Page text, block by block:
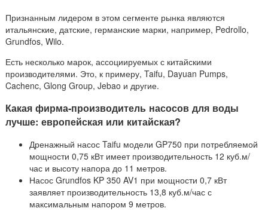
Признанным лидером в этом сегменте рынка являются
итальянские, датские, германские марки, например, Pedrollo,
Grundfos, Wilo.
Есть несколько марок, ассоциируемых с китайскими
производителями. Это, к примеру, Taifu, Dayuan Pumps,
Cachenc, Glong Group, Jebao и другие.
Какая фирма-производитель насосов для воды
лучше: европейская или китайская?
Дренажный насос Taifu модели GP750 при потребляемой
мощности 0,75 кВт имеет производительность 12 куб.м/
час и высоту напора до 11 метров.
Насос Grundfos KP 350 AV1 при мощности 0,7 кВт
заявляет производительность 13,8 куб.м/час с
максимальным напором 9 метров.